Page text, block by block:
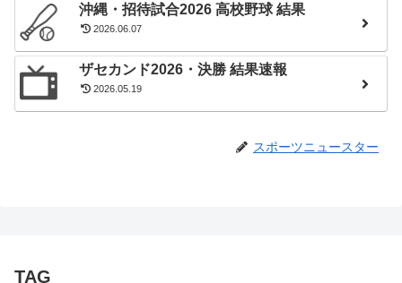
沖縄・招待試合2026 高校野球 結果
2026.06.07
ザセカンド2026・決勝 結果速報
2026.05.19
スポーツニュースター
TAG